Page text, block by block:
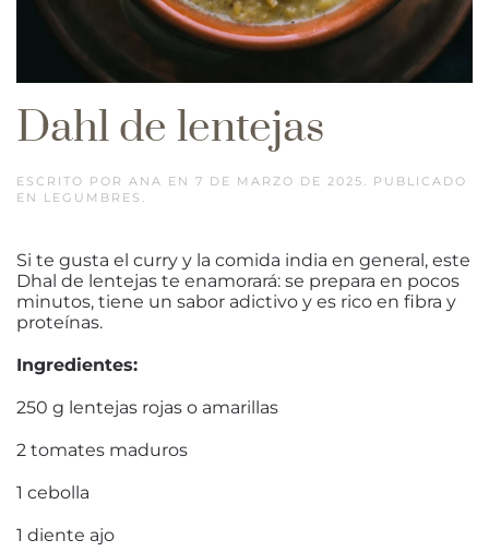
Dahl de lentejas
ESCRITO POR ANA EN 7 DE MARZO DE 2025 . PUBLICADO
EN LEGUMBRES .
Si te gusta el curry y la comida india en general, este
Dhal de lentejas te enamorará: se prepara en pocos
minutos, tiene un sabor adictivo y es rico en fibra y
proteínas.
Ingredientes:
250 g lentejas rojas o amarillas
2 tomates maduros
1 cebolla
1 diente ajo